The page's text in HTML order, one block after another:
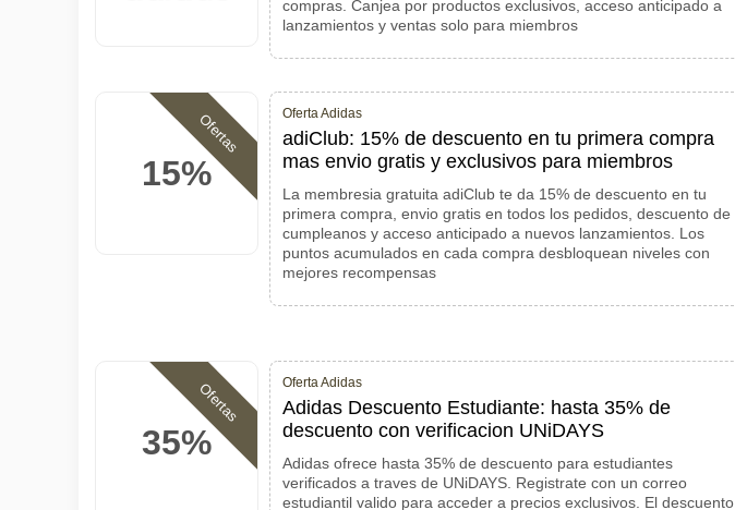
compras. Canjea por productos exclusivos, acceso anticipado a
lanzamientos y ventas solo para miembros
15%
Ofertas Oferta Adidas
adiClub: 15% de descuento en tu primera compra
mas envio gratis y exclusivos para miembros
La membresia gratuita adiClub te da 15% de descuento en tu
primera compra, envio gratis en todos los pedidos, descuento de
cumpleanos y acceso anticipado a nuevos lanzamientos. Los
puntos acumulados en cada compra desbloquean niveles con
mejores recompensas
35%
Ofertas Oferta Adidas
Adidas Descuento Estudiante: hasta 35% de
descuento con verificacion UNiDAYS
Adidas ofrece hasta 35% de descuento para estudiantes
verificados a traves de UNiDAYS. Registrate con un correo
estudiantil valido para acceder a precios exclusivos. El descuento